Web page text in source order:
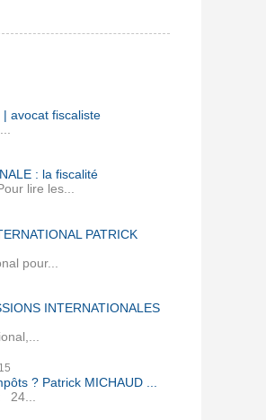
avocat fiscaliste
: la fiscalité
lire les...
PATRICK
pour...
INTERNATIONALES
? Patrick MICHAUD ...
24...